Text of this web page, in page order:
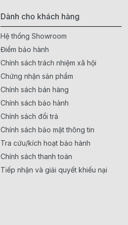
Dành cho khách hàng
Hệ thống Showroom
Điểm bảo hành
Chính sách trách nhiệm xã hội
Chứng nhận sản phẩm
Chính sách bán hàng
Chính sách bảo hành
Chính sách đổi trả
Chính sách bảo mật thông tin
Tra cứu/kích hoạt bảo hành
Chính sách thanh toán
Tiếp nhận và giải quyết khiếu nại